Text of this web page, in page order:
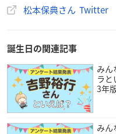
松本保典さん Twitter
誕生日の関連記事
みん
ラ
3年版
みん